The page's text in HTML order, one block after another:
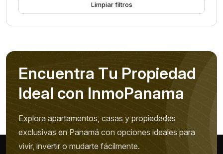
Limpiar filtros
Encuentra Tu Propiedad
Ideal con InmoPanama
Explora apartamentos, casas y propiedades
exclusivas en Panamá con opciones ideales para
vivir, invertir o mudarte fácilmente.